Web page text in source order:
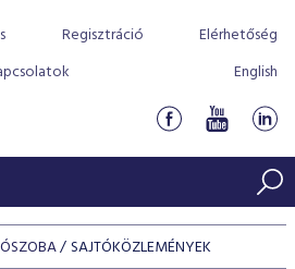
Regisztráció
Elérhetőség
English
SAJTÓKÖZLEMÉNYEK